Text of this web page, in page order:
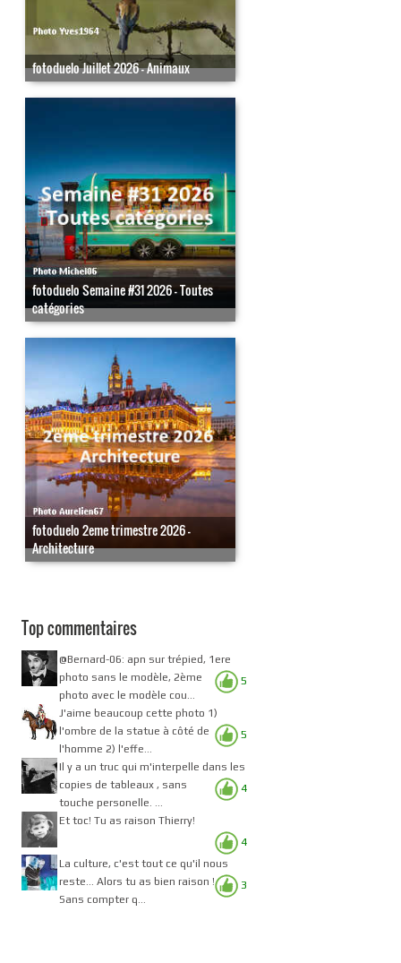
fotoduelo Juillet 2026 - Animaux
fotoduelo Semaine #31 2026 - Toutes
catégories
fotoduelo 2eme trimestre 2026 -
Architecture
Top commentaires
5
@Bernard-06: apn sur trépied, 1ere
photo sans le modèle, 2ème
photo avec le modèle cou...
5
J'aime beaucoup cette photo 1)
l'ombre de la statue à côté de
l'homme 2) l'effe...
4
Il y a un truc qui m'interpelle dans les
copies de tableaux , sans
touche personelle. ...
4
Et toc! Tu as raison Thierry!
3
La culture, c'est tout ce qu'il nous
reste... Alors tu as bien raison !
Sans compter q...